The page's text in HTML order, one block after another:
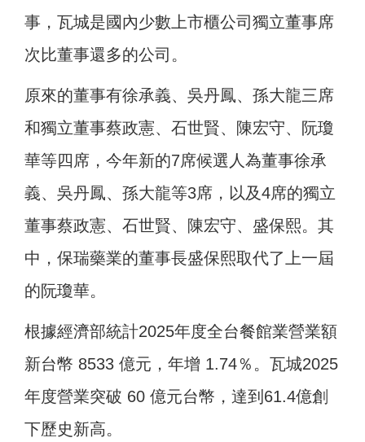
事，瓦城是國內少數上市櫃公司獨立董事席
次比董事還多的公司。
原來的董事有徐承義、吳丹鳳、孫大龍三席
和獨立董事蔡政憲、石世賢、陳宏守、阮瓊
華等四席，今年新的7席候選人為董事徐承
義、吳丹鳳、孫大龍等3席，以及4席的獨立
董事蔡政憲、石世賢、陳宏守、盛保熙。其
中，保瑞藥業的董事長盛保熙取代了上一屆
的阮瓊華。
根據經濟部統計2025年度全台餐館業營業額
新台幣 8533 億元，年增 1.74％。瓦城2025
年度營業突破 60 億元台幣，達到61.4億創
下歷史新高。